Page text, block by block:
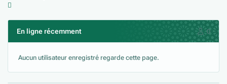
En ligne récemment 0
Aucun utilisateur enregistré regarde cette page.